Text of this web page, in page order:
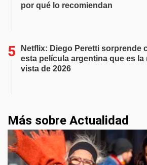
por qué lo recomiendan
Netflix: Diego Peretti sorprende
esta película argentina que es la
vista de 2026
Más sobre Actualidad